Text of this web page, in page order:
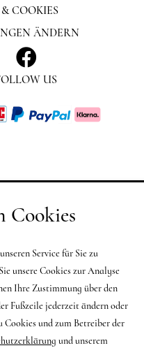
US
COOKIES
ÄNDERN
Cookies
Service für Sie zu
unsere Cookies zur Analyse
Ihre Zustimmung über den
Fußzeile jederzeit ändern oder
und zum Betreiber der
und unserem